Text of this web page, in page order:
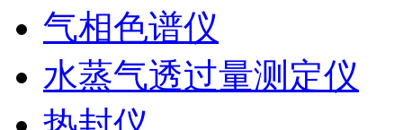
气相色谱仪
水蒸气透过量测定仪